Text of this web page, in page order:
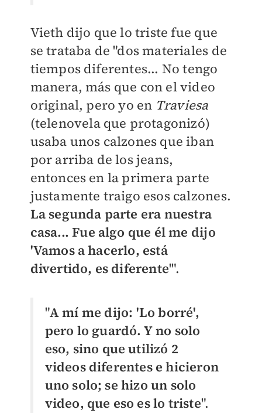
Vieth dijo que lo triste fue que
se trataba de "dos materiales de
tiempos diferentes... No tengo
manera, más que con el video
original, pero yo en Traviesa
(telenovela que protagonizó)
usaba unos calzones que iban
por arriba de los jeans,
entonces en la primera parte
justamente traigo esos calzones.
La segunda parte era nuestra
casa... Fue algo que él me dijo
'Vamos a hacerlo, está
divertido, es diferente'".
"A mí me dijo: 'Lo borré',
pero lo guardó. Y no solo
eso, sino que utilizó 2
videos diferentes e hicieron
uno solo; se hizo un solo
video, que eso es lo triste".